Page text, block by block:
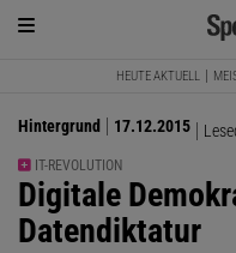
HEUTE AKTUELL
Hintergrund 17.12.2015
IT-REVOLUTION
:
Digitale
Datendiktatur